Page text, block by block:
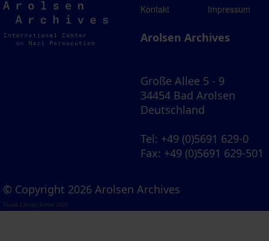
Arolsen
Archives
Kontakt Impressum
Arolsen Archives
Große Allee 5 - 9
34454 Bad Arolsen
Deutschland
Tel: +49 (0)5691 629-0
Fax: +49 (0)5691 629-501
© Copyright 2026 Arolsen Archives
Visual Library Server 2026